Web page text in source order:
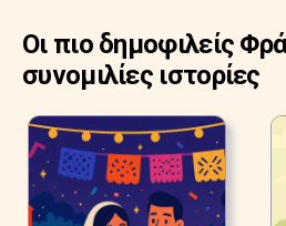
Οι πιο δημοφιλείς
συνομιλίες ιστορίες